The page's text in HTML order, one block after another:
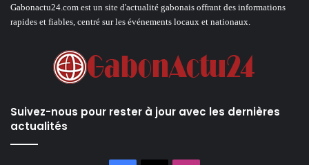
Gabonactu24.com est un site d'actualité gabonais offrant des informations
rapides et fiables, centré sur les événements locaux et nationaux.
Suivez-nous pour rester à jour avec les dernières
actualités